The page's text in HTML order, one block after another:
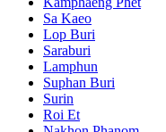
Sa Kaeo
Lop Buri
Saraburi
Lamphun
Suphan Buri
Surin
Roi Et